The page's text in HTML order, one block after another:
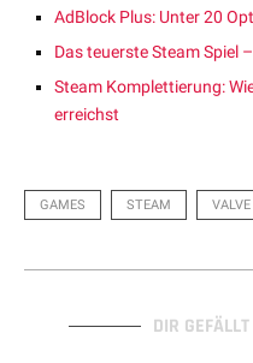
AdBlock Plus: Unter 20
Das teuerste Steam Spiel
Steam Komplettierung:
erreichst
GAMES STEAM VALVE
DIR